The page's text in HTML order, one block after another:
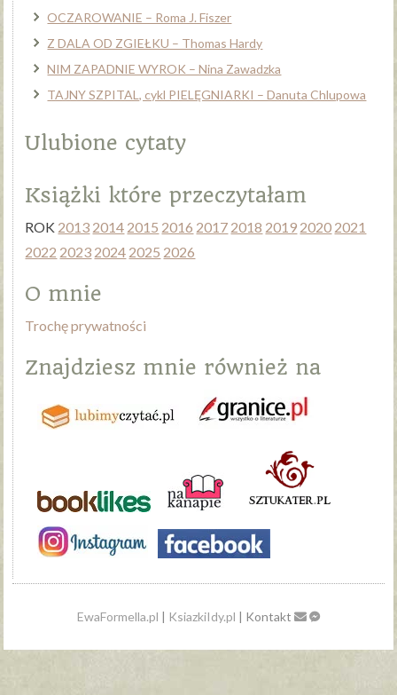
OCZAROWANIE – Roma J. Fiszer
Z DALA OD ZGIEŁKU – Thomas Hardy
NIM ZAPADNIE WYROK – Nina Zawadzka
TAJNY SZPITAL, cykl PIELĘGNIARKI – Danuta Chlupowa
Ulubione cytaty
Książki które przeczytałam
ROK 2013 2014 2015 2016 2017 2018 2019 2020 2021
2022 2023 2024 2025 2026
O mnie
Trochę prywatności
Znajdziesz mnie również na
EwaFormella.pl | KsiazkiIdy.pl | Kontakt